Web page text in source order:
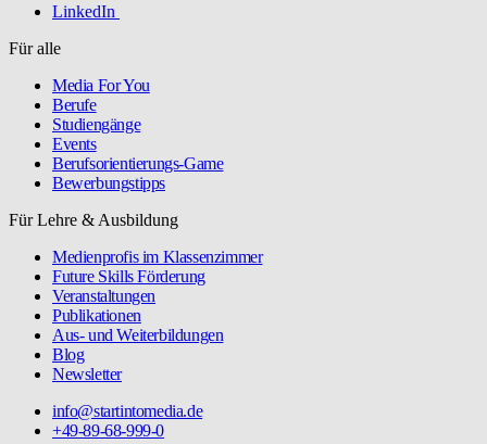
LinkedIn
Für alle
Media For You
Berufe
Studiengänge
Events
Berufsorientierungs-Game
Bewerbungstipps
Für Lehre & Ausbildung
Medienprofis im Klassenzimmer
Future Skills Förderung
Veranstaltungen
Publikationen
Aus- und Weiterbildungen
Blog
Newsletter
info@startintomedia.de
+49-89-68-999-0